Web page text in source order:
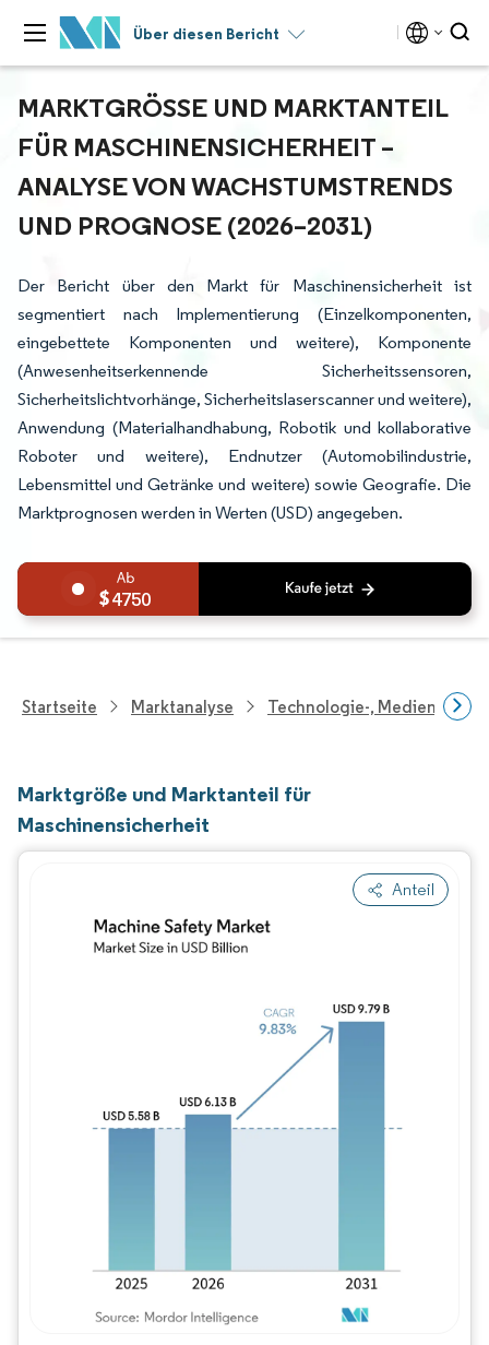
Über diesen Bericht
MARKTGRÖSSE UND MARKTANTEIL F
ÜR MASCHINENSICHERHEIT – A
NALYSE VON WACHSTUMSTRENDS U
ND PROGNOSE (2026–2031)
Der Bericht über den Markt für Maschinensicherheit ist
segmentiert nach Implementierung (Einzelkomponenten,
eingebettete Komponenten und weitere), Komponente
(Anwesenheitserkennende Sicherheitssensoren,
Sicherheitslichtvorhänge, Sicherheitslaserscanner und weitere),
Anwendung (Materialhandhabung, Robotik und kollaborative
Roboter und weitere), Endnutzer (Automobilindustrie,
Lebensmittel und Getränke und weitere) sowie Geografie. Die
Marktprognosen werden in Werten (USD) angegeben.
4750
Startseite Marktanalyse Technologie-, Medien- Und
Marktgröße und Marktanteil für
Maschinensicherheit
Anteil
Bild © Mordor Intelligence.